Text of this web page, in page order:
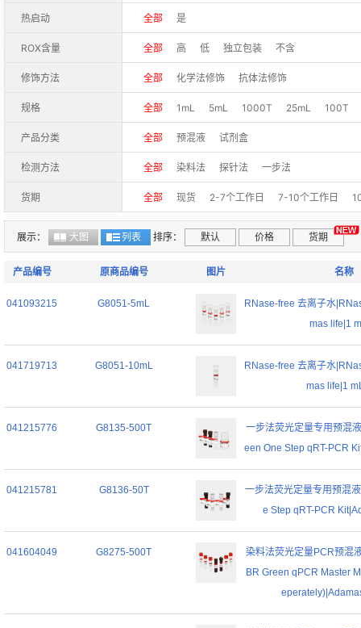
SparkJade/思科捷
TIANGEN/天根 Vazyme/
热启动 全部 是
ROX含量 全部 高 低 独立包装 不含
修饰方法 全部 化学法修饰 抗体法修饰
规格 全部 1mL 5mL 1000T 25mL 100T
产品分类 全部 预混液 试剂盒
检测方法 全部 染料法 探针法 一步法
货期 全部 现货 2-7个工作日 7-10个工作日
展示： 大图 列表 排序： 默认 价格 货期
产品编号 原商品编号 图片 名称
041093215 G8051-5mL
RNase-free 去离子水
mas life|1
041719713 G8051-10mL
RNase-free 去离子水
mas life|1
041215776 G8135-500T
一步法荧光定量专用预混
een One Step qRT-PCR
041215781 G8136-50T
一步法荧光定量专用预混
e Step qRT-PCR
041604049 G8275-500T
染料法荧光定量PCR预混
BR Green qPCR Master